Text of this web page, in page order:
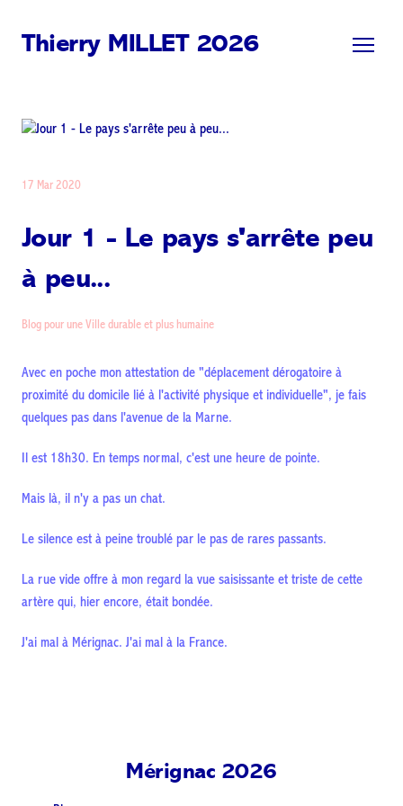
Thierry MILLET 2026
17 Mar 2020
Jour 1 - Le pays s'arrête peu
à peu...
Blog pour une Ville durable et plus humaine
Avec en poche mon attestation de "déplacement dérogatoire à
proximité du domicile lié à l'activité physique et individuelle", je fais
quelques pas dans l'avenue de la Marne.
Il est 18h30. En temps normal, c'est une heure de pointe.
Mais là, il n'y a pas un chat.
Le silence est à peine troublé par le pas de rares passants.
La rue vide offre à mon regard la vue saisissante et triste de cette
artère qui, hier encore, était bondée.
J'ai mal à Mérignac. J'ai mal à la France.
Mérignac 2026